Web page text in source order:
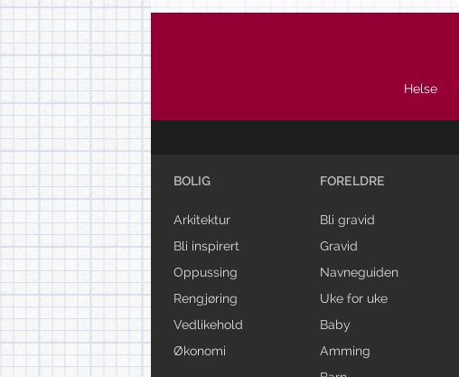
Helse
BOLIG
Arkitektur
Bli inspirert
Oppussing
Rengjøring
Vedlikehold
Økonomi
FORELDRE
Bli gravid
Gravid
Navneguiden
Uke for uke
Baby
Amming